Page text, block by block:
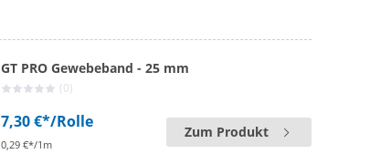
GT PRO Gewebeband - 25 mm
(0)
7,30 €*/Rolle
0,29 €*/1m
Zum Produkt